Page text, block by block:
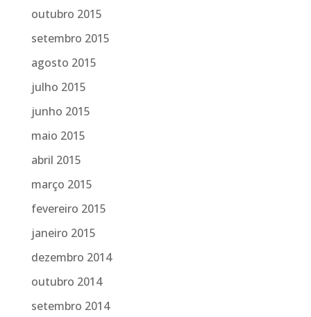
outubro 2015
setembro 2015
agosto 2015
julho 2015
junho 2015
maio 2015
abril 2015
março 2015
fevereiro 2015
janeiro 2015
dezembro 2014
outubro 2014
setembro 2014